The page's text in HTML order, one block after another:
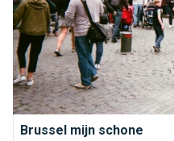
Brussel mijn schone